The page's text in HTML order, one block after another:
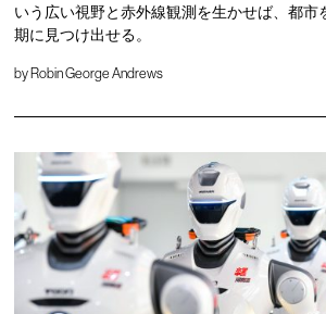
いう広い視野と赤外線観測を生かせば、都市
期に見つけ出せる。
byRobin George Andrews